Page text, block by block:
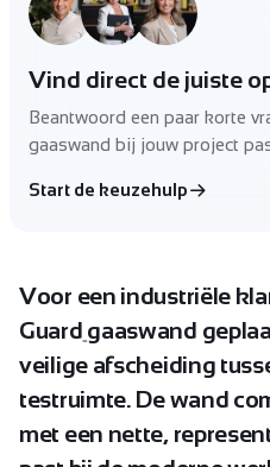
Vind direct de juiste
Beantwoord een paar korte
gaaswand bij jouw project
Start de keuzehulp
Voor een industriële
Guard gaaswand
veilige afscheiding
testruimte. Dewand
met een nette,